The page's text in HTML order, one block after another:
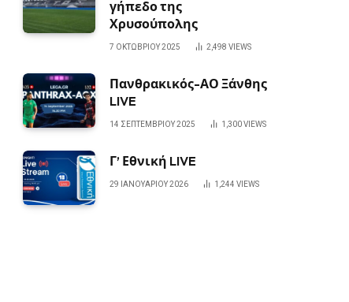
γήπεδο της
Χρυσούπολης
7 ΟΚΤΩΒΡΊΟΥ 2025 2,498 VIEWS
Πανθρακικός-ΑΟ Ξάνθης
LIVE
14 ΣΕΠΤΕΜΒΡΊΟΥ 2025 1,300VIEWS
Γ’ Εθνική LIVE
29 ΙΑΝΟΥΑΡΊΟΥ 2026 1,244 VIEWS